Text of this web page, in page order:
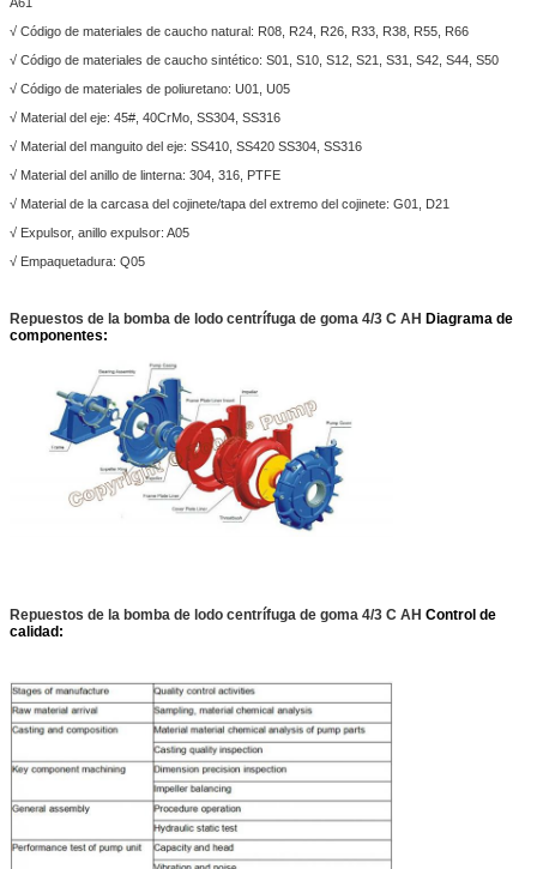
√ Código de materiales de caucho natural: R08, R24, R26, R33, R38, R55, R66
√ Código de materiales de caucho sintético: S01, S10, S12, S21, S31, S42, S44, S50
√ Código de materiales de poliuretano: U01, U05
√ Material del eje: 45#, 40CrMo, SS304, SS316
√ Material del manguito del eje: SS410, SS420 SS304, SS316
√ Material del anillo de linterna: 304, 316, PTFE
√ Material de la carcasa del cojinete/tapa del extremo del cojinete: G01, D21
√ Expulsor, anillo expulsor: A05
√ Empaquetadura: Q05
Repuestos de la bomba de lodo centrífuga de goma 4/3 C AH Diagrama de
componentes:
Repuestos de la bomba de lodo centrífuga de goma 4/3 C AH Control de
calidad: